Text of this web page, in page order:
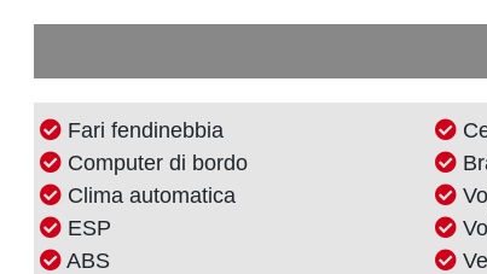
Fari fendinebbia
Computer di bordo
Clima automatica
ESP
ABS